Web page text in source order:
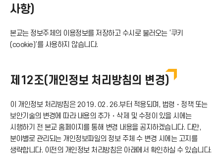
사항)
본교는 정보주체의 이용정보를 저장하고 수시로 불러오는 ‘쿠키
(cookie)’를 사용하지 않습니다.
제12조(개인정보 처리방침의 변경)
이 개인정보 처리방침은 2019. 02. 26.부터 적용되며, 법령・정책 또는
보안기술의 변경에 따라 내용의 추가・삭제 및 수정이 있을 시에는
시행하기 전 본교 홈페이지를 통해 변경 내용을 공지하겠습니다. 다만,
분야별로 관리되는 개인정보파일의 정보 주체 수 변경 시에는 고지를
생략합니다. 이전의 개인정보 처리방침은 아래에서 확인하실 수 있습니다.